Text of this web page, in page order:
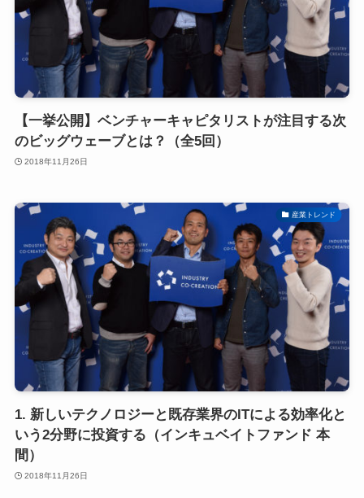
【一挙公開】ベンチャーキャピタリストが注目する次
のビッグウェーブとは？（全5回）
2018年11月26日
産業トレンド
1. 新しいテクノロジーと既存業界のITによる効率化と
いう2分野に投資する（インキュベイトファンド 本
間）
2018年11月26日